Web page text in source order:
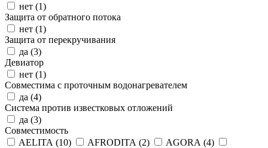
нет (1)
Защита от обратного потока
нет (1)
Защита от перекручивания
да (3)
Девиатор
нет (1)
Совместима с проточным водонагревателем
да (4)
Система против известковых отложений
да (3)
Совместимость
AELITA (10) AFRODITA (2) AGORA (4)